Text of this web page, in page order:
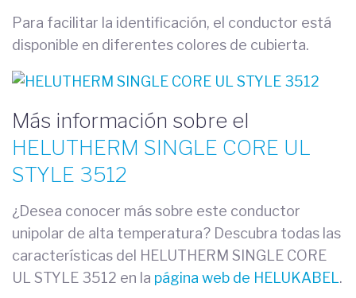
Para facilitar la identificación, el conductor está
disponible en diferentes colores de cubierta.
Más información sobre el
HELUTHERM SINGLE CORE UL
STYLE 3512
¿Desea conocer más sobre este conductor
unipolar de alta temperatura? Descubra todas las
características del HELUTHERM SINGLE CORE
UL STYLE 3512 en la página web de HELUKABEL.